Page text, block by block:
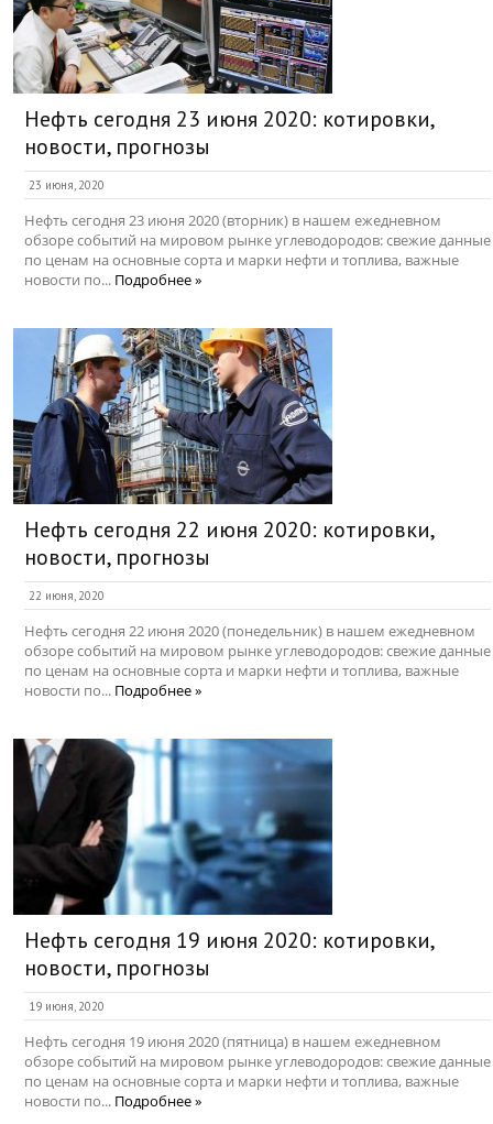
Нефть сегодня 23 июня 2020: котировки,
новости, прогнозы
23 июня, 2020
Нефть сегодня 23 июня 2020 (вторник) в нашем ежедневном
обзоре событий на мировом рынке углеводородов: свежие данные
по ценам на основные сорта и марки нефти и топлива, важные
новости по... Подробнее »
Нефть сегодня 22 июня 2020: котировки,
новости, прогнозы
22 июня, 2020
Нефть сегодня 22 июня 2020 (понедельник) в нашем ежедневном
обзоре событий на мировом рынке углеводородов: свежие данные
по ценам на основные сорта и марки нефти и топлива, важные
новости по... Подробнее »
Нефть сегодня 19 июня 2020: котировки,
новости, прогнозы
19 июня, 2020
Нефть сегодня 19 июня 2020 (пятница) в нашем ежедневном
обзоре событий на мировом рынке углеводородов: свежие данные
по ценам на основные сорта и марки нефти и топлива, важные
новости по... Подробнее »